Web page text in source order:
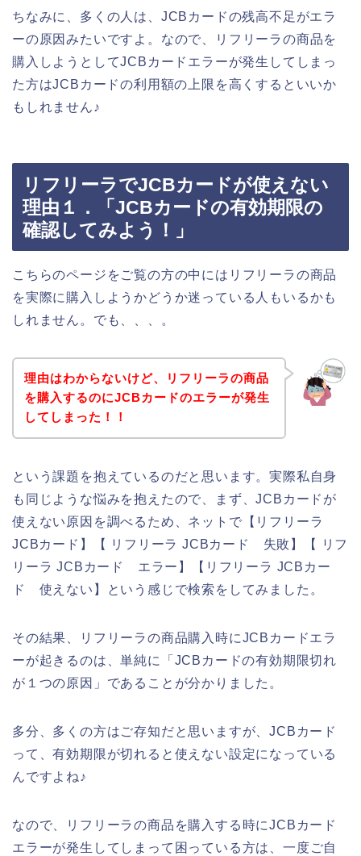
ちなみに、多くの人は、JCBカードの残高不足がエラ
ーの原因みたいですよ。なので、リフリーラの商品を
購入しようとしてJCBカードエラーが発生してしまっ
た方はJCBカードの利用額の上限を高くするといいか
もしれません♪
リフリーラでJCBカードが使えない
理由１．「JCBカードの有効期限の
確認してみよう！」
こちらのページをご覧の方の中にはリフリーラの商品
を実際に購入しようかどうか迷っている人もいるかも
しれません。でも、、、。
理由はわからないけど、リフリーラの商品
を購入するのにJCBカードのエラーが発生
してしまった！！
という課題を抱えているのだと思います。実際私自身
も同じような悩みを抱えたので、まず、JCBカードが
使えない原因を調べるため、ネットで【リフリーラ
JCBカード】【 リフリーラ JCBカード 失敗】【 リフ
リーラ JCBカード エラー】【リフリーラ JCBカー
ド 使えない】という感じで検索をしてみました。
その結果、リフリーラの商品購入時にJCBカードエラ
ーが起きるのは、単純に「JCBカードの有効期限切れ
が１つの原因」であることが分かりました。
多分、多くの方はご存知だと思いますが、JCBカード
って、有効期限が切れると使えない設定になっている
んですよね♪
なので、リフリーラの商品を購入する時にJCBカード
エラーが発生してしまって困っている方は、一度ご自